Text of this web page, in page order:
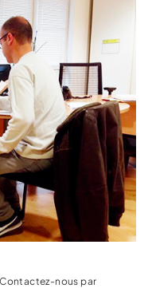
Contactez-nous par